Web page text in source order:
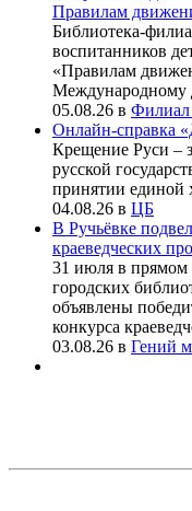
Правилам
Библиотека-
воспитанников
«Правилам
Международному
05.08.26 в Филиал
Онлайн-справка
Крещение Руси –
русской
принятии единой
04.08.26 в ЦБ
В Ручьёвке
краеведческих
31 июля в прямом
городских
объявлены
конкурса
03.08.26 в Гений